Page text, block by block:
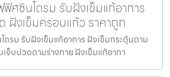
ศซินโดรม รับฝังเข็มแก้อาการ
ฝังเข็มครอบแก้ว ราคาถูก
รม รับฝังเข็มแก้อาการ ฝังเข็มกระตุ้นตาม
เจ็บปวดตามร่างกาย ฝังเข็มแก้อากา